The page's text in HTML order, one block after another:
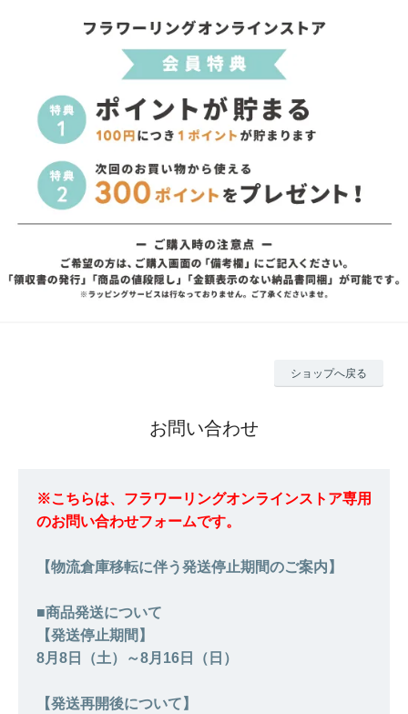
ショップへ戻る
お問い合わせ
※こちらは、フラワーリングオンラインストア専用
のお問い合わせフォームです。
【物流倉庫移転に伴う発送停止期間のご案内】
■商品発送について
【発送停止期間】
8月8日（土）～8月16日（日）
【発送再開後について】